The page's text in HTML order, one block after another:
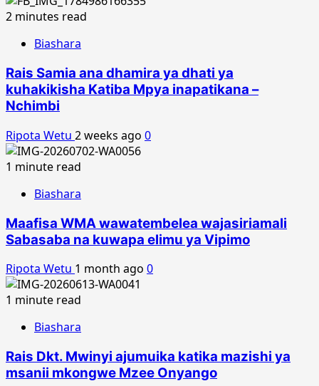
2 minutes read
Biashara
Rais Samia ana dhamira ya dhati ya
kuhakikisha Katiba Mpya inapatikana –
Nchimbi
Ripota Wetu 2 weeks ago 0
1 minute read
Biashara
Maafisa WMA wawatembelea wajasiriamali
Sabasaba na kuwapa elimu ya Vipimo
Ripota Wetu 1 month ago 0
1 minute read
Biashara
Rais Dkt. Mwinyi ajumuika katika mazishi ya
msanii mkongwe Mzee Onyango